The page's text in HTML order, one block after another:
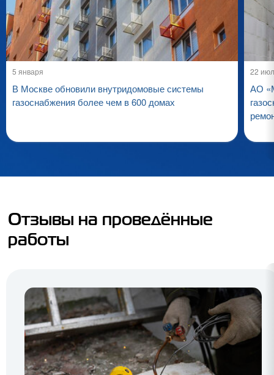
5 января
В Москве обновили внутридомовые системы
газоснабжения более чем в 600 домах
22
АО
Отзывы на проведённые
работы